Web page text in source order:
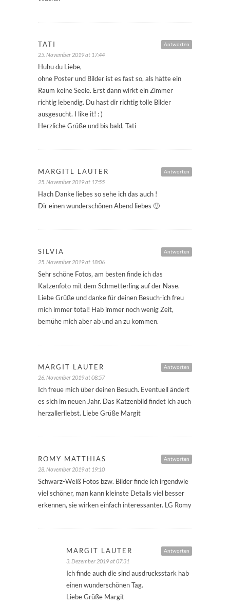
Antworten
TATI
25. November 2019 at 17:44
Huhu du Liebe,
ohne Poster und Bilder ist es fast so, als hätte ein
Raum keine Seele. Erst dann wirkt ein Zimmer
richtig lebendig. Du hast dir richtig tolle Bilder
ausgesucht. I like it! : )
Herzliche Grüße und bis bald, Tati
Antworten
MARGITL LAUTER
25. November 2019 at 17:55
Hach Danke liebes so sehe ich das auch !
Dir einen wunderschönen Abend liebes 🙂
Antworten
SILVIA
25. November 2019 at 18:06
Sehr schöne Fotos, am besten finde ich das
Katzenfoto mit dem Schmetterling auf der Nase.
Liebe Grüße und danke für deinen Besuch-ich freu
mich immer total! Hab immer noch wenig Zeit,
bemühe mich aber ab und an zu kommen.
Antworten
MARGIT LAUTER
26. November 2019 at 08:57
Ich freue mich über deinen Besuch. Eventuell ändert
es sich im neuen Jahr. Das Katzenbild findet ich auch
herzallerliebst. Liebe Grüße Margit
Antworten
ROMY MATTHIAS
28. November 2019 at 19:10
Schwarz-Weiß Fotos bzw. Bilder finde ich irgendwie
viel schöner, man kann kleinste Details viel besser
erkennen, sie wirken einfach interessanter. LG Romy
Antworten
MARGIT LAUTER
3. Dezember 2019 at 07:31
Ich finde auch die sind ausdrucksstark hab
einen wunderschönen Tag.
Liebe Grüße Margit